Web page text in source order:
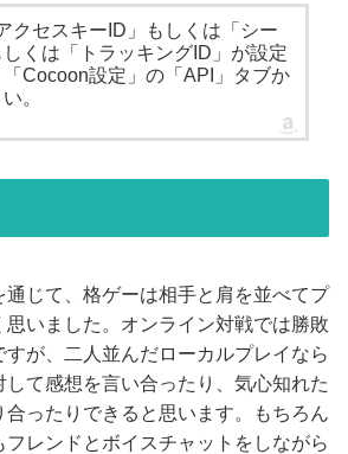
クセスキーID」もしくは「シー
くは「トラッキングID」が設定
Cocoon設定」の「API」タブか
。
通じて、格ゲーは相手と肩を並べてプ
思いました。オンライン対戦では勝敗
が、二人並んだローカルプレイなら
て感想を言い合ったり、気心知れた
合ったりできると思います。もちろん
レンドとボイスチャットをしながら